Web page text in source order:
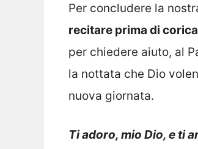
Per concludere la
recitare prima di
per chiedere aiuto, al
la nottata che Dio
nuova giornata.
Ti adoro, mio Dio, e ti